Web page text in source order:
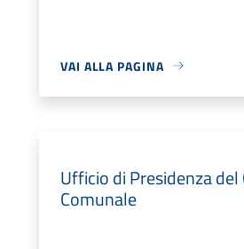
VAI ALLA PAGINA
Ufficio di Presidenza del
Comunale